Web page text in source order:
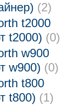
(2)
t2000
t2000) (0)
w900
w900) (0)
t800
t800) (1)